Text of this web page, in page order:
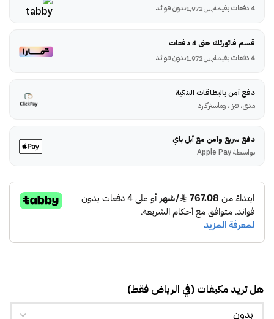
4 دفعات بقيمة
ر.س بدون فوائد
قسم فاتورتك حتى 4 دفعات
4 دفعات بقيمة
ر.س بدون فوائد
دفع آمن بالبطاقات البنكية
مدى، فيزا، وماستركارد
دفع سريع وآمن مع أبل باي
بواسطة Apple Pay
هل تريد مكيفات (في الرياض فقط)